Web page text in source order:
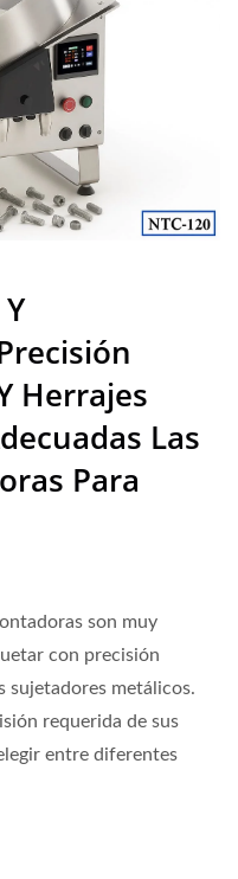
De Alta
Co.,
Herrajes
Las
Para
son muy
con precisión
sujetadores metálicos.
requerida de sus
entre diferentes